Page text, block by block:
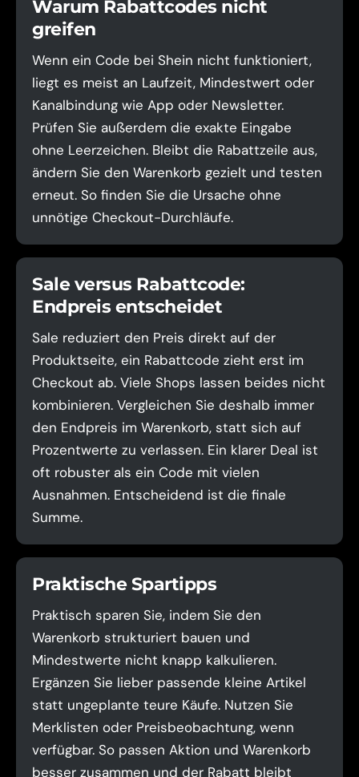
Warum Rabattcodes nicht
greifen
Wenn ein Code bei Shein nicht funktioniert,
liegt es meist an Laufzeit, Mindestwert oder
Kanalbindung wie App oder Newsletter.
Prüfen Sie außerdem die exakte Eingabe
ohne Leerzeichen. Bleibt die Rabattzeile aus,
ändern Sie den Warenkorb gezielt und testen
erneut. So finden Sie die Ursache ohne
unnötige Checkout-Durchläufe.
Sale versus Rabattcode:
Endpreis entscheidet
Sale reduziert den Preis direkt auf der
Produktseite, ein Rabattcode zieht erst im
Checkout ab. Viele Shops lassen beides nicht
kombinieren. Vergleichen Sie deshalb immer
den Endpreis im Warenkorb, statt sich auf
Prozentwerte zu verlassen. Ein klarer Deal ist
oft robuster als ein Code mit vielen
Ausnahmen. Entscheidend ist die finale
Summe.
Praktische Spartipps
Praktisch sparen Sie, indem Sie den
Warenkorb strukturiert bauen und
Mindestwerte nicht knapp kalkulieren.
Ergänzen Sie lieber passende kleine Artikel
statt ungeplante teure Käufe. Nutzen Sie
Merklisten oder Preisbeobachtung, wenn
verfügbar. So passen Aktion und Warenkorb
besser zusammen und der Rabatt bleibt